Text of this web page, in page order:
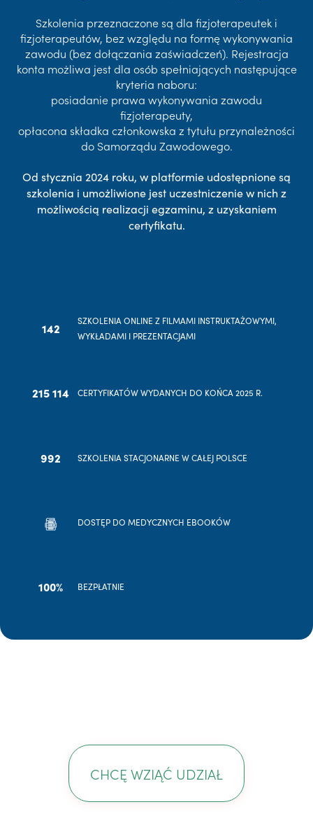
Szkolenia przeznaczone są dla fizjoterapeutek i
fizjoterapeutów, bez względu na formę wykonywania
zawodu (bez dołączania zaświadczeń). Rejestracja
konta możliwa jest dla osób spełniających następujące
kryteria naboru:
posiadanie prawa wykonywania zawodu
fizjoterapeuty,
opłacona składka członkowska z tytułu przynależności
do Samorządu Zawodowego.
Od stycznia 2024 roku, w platformie udostępnione są
szkolenia i umożliwione jest uczestniczenie w nich z
możliwością realizacji egzaminu, z uzyskaniem
certyfikatu.
142
SZKOLENIA ONLINE Z FILMAMI INSTRUKTAŻOWYMI,
WYKŁADAMI I PREZENTACJAMI
215 114 CERTYFIKATÓW WYDANYCH DO KOŃCA 2025 R.
992 SZKOLENIA STACJONARNE W CAŁEJ POLSCE
DOSTĘP DO MEDYCZNYCH EBOOKÓW
100% BEZPŁATNIE
CHCĘ WZIĄĆ UDZIAŁ